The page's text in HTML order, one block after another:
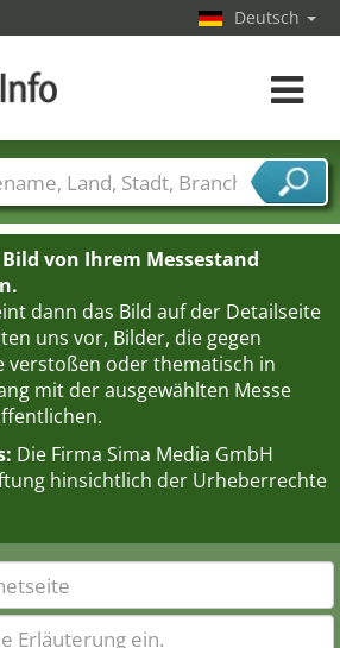
von Ihrem Messestand
dann das Bild auf der Detailseite
uns vor, Bilder, die gegen
verstoßen oder thematisch in
mit der ausgewählten Messe
Die Firma Sima Media GmbH
hinsichtlich der Urheberrechte
Deutsch
Toggle
Länder Städte
Branchen